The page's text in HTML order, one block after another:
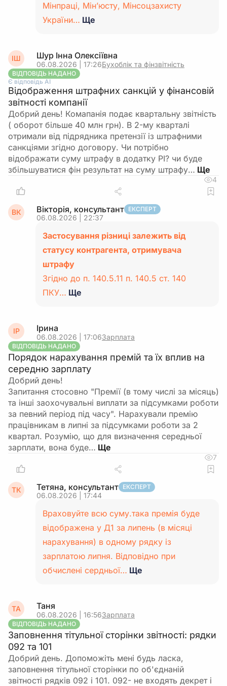
Мінпраці, Мін’юсту, Мінсоцзахисту
України… Ще
ІШ Шур Інна Олексіївна
06.08.2026 | 17:26Бухоблік та фінзвітність
ВІДПОВІДЬ НАДАНО
Є відповідь АІ
Відображення штрафних санкцій у фінансовій
звітності компанії
Добрий день! Комапанія подає квартальну звітність
( оборот більше 40 млн грн). В 2-му кварталі
отримали від підрядника претензії із штрафними
санкціями згідно договору. Чи потрібно
відображати суму штрафу в додатку РІ? чи буде
збільшуватися фін результат на суму штрафу…
4
ВК Вікторія, консультант ЕКСПЕРТ
06.08.2026 | 22:37
Застосування різниці залежить від
статусу контрагента, отримувача
штрафу
Згідно до п. 140.5.11 п. 140.5 ст. 140
ПКУ… Ще
ІР Ірина
06.08.2026 | 17:06Зарплата
ВІДПОВІДЬ НАДАНО
Порядок нарахування премій та їх вплив на
середню зарплату
Добрий день!
Запитання стосовно "Премії (в тому числі за місяць)
та інші заохочувальні виплати за підсумками роботи
за певний період під часу". Нарахували премію
працівникам в липні за підсумками роботи за 2
квартал. Розумію, що для визначення середньої
зарплати, вона буде…
7
ТК Тетяна, консультант ЕКСПЕРТ
06.08.2026 | 17:44
Враховуйте всю суму.така премія буде
відображена у Д1 за липень (в місяці
нарахування) в одному рядку із
зарплатою липня. Відповідно при
обчислені сердньої… Ще
ТА Таня
06.08.2026 | 16:56Зарплата
ВІДПОВІДЬ НАДАНО
Заповнення тітульної сторінки звітності: рядки
092 та 101
Добрий день. Допоможіть мені будь ласка,
заповнення тітульної сторінки по об'єднаній
звітності рядків 092 і 101. 092- не входять декрет і